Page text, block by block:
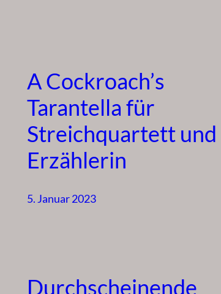
A Cockroach’s
Tarantella für
Streichquartett und
Erzählerin
5. Januar 2023
Durchscheinende